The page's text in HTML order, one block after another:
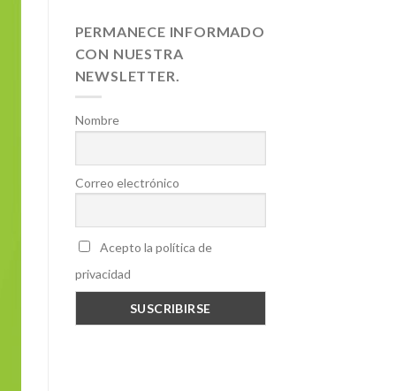
PERMANECE INFORMADO
CON NUESTRA
NEWSLETTER.
Nombre
Correo electrónico
Acepto la política de
privacidad